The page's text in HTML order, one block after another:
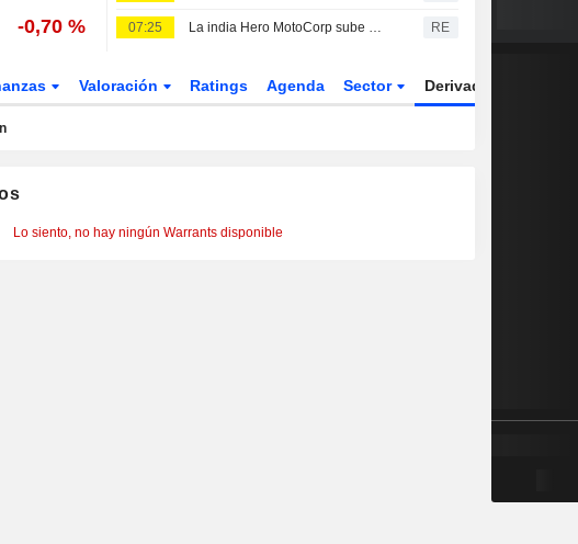
-0,70 % 07:25 La india Hero MotoCorp sube en bolsa tras el respaldo de los analistas a sus planes contra la inflacion de costes RE
Valoración Ratings Agenda Sector Derivados
Lo siento, no hay ningún Warrants disponible